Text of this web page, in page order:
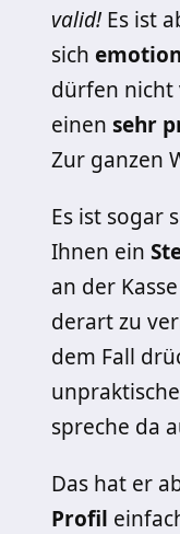
valid! Es ist
sich
dürfen nicht
einen sehr
Zur ganzen
Es ist sogar
Ihnen ein
an der
derart zu
dem Fall
spreche da
Das hat er
Profil